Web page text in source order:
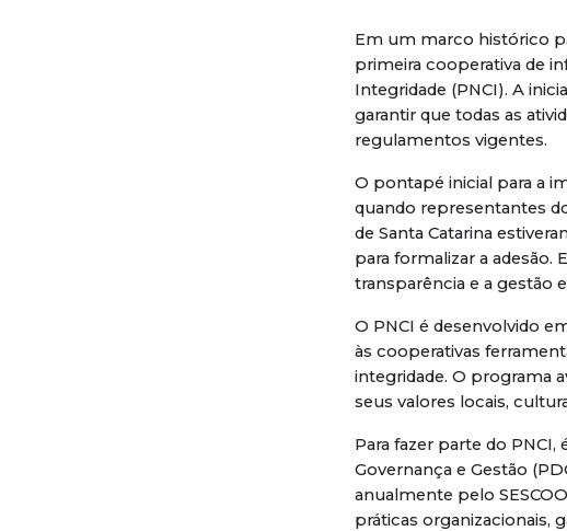
Em um marco histórico
primeira cooperativa de
Integridade (PNCI). A
garantir que todas as
regulamentos vigentes.
O pontapé inicial para a
quando representantes
de Santa Catarina
para formalizar a
transparência e a gestão
O PNCI é desenvolvido
às cooperativas
integridade. O programa
seus valores locais,
Para fazer parte do
Governança e Gestão
anualmente pelo
práticas organizacionais,